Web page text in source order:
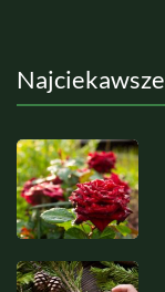
Najciekawsze